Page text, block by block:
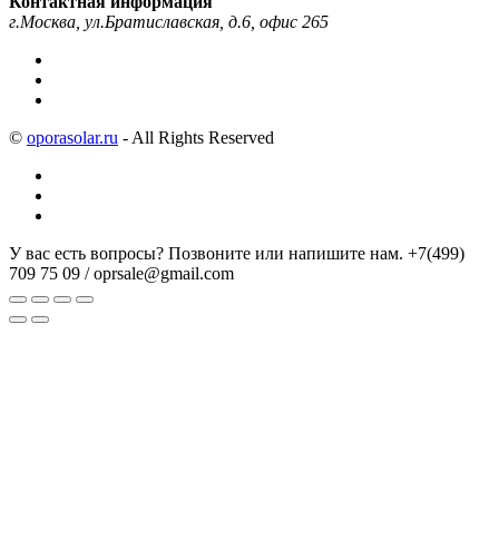
г.Москва, ул.Братиславская, д.6, офис 265
© oporasolar.ru - All Rights Reserved
У вас есть вопросы? Позвоните или напишите нам. +7(499)
709 75 09 / oprsale@gmail.com